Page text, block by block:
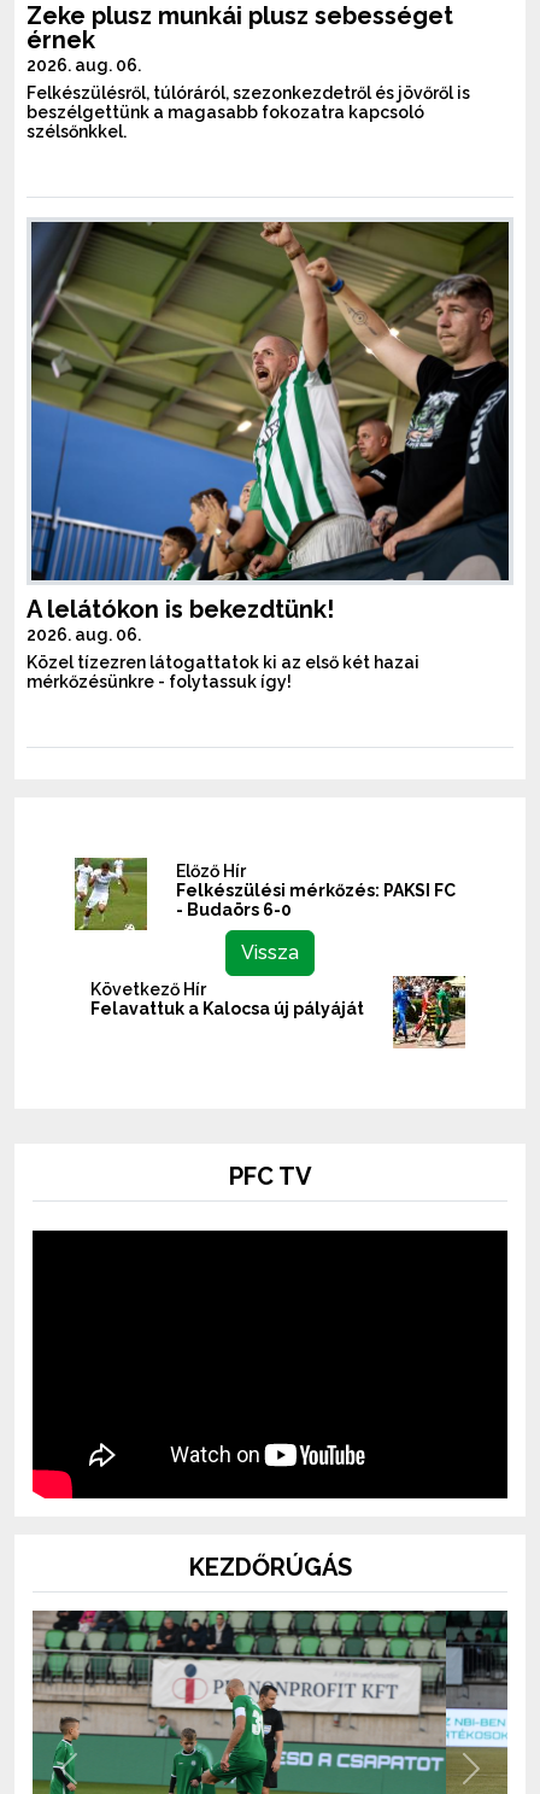
Zeke plusz munkái plusz sebességet
érnek
2026. aug. 06.
Felkészülésről, túlóráról, szezonkezdetről és jövőről is
beszélgettünk a magasabb fokozatra kapcsoló
szélsőnkkel.
A lelátókon is bekezdtünk!
2026. aug. 06.
Közel tízezren látogattatok ki az első két hazai
mérkőzésünkre - folytassuk így!
Előző Hír
Felkészülési mérkőzés: PAKSI FC
- Budaörs 6-0
Vissza
Következő Hír
Felavattuk a Kalocsa új pályáját
PFC TV
KEZDŐRÚGÁS
Previous Next